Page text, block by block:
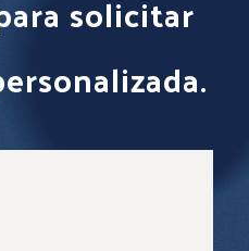
solicitar